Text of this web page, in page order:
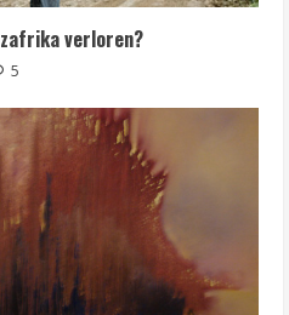
verloren?
5